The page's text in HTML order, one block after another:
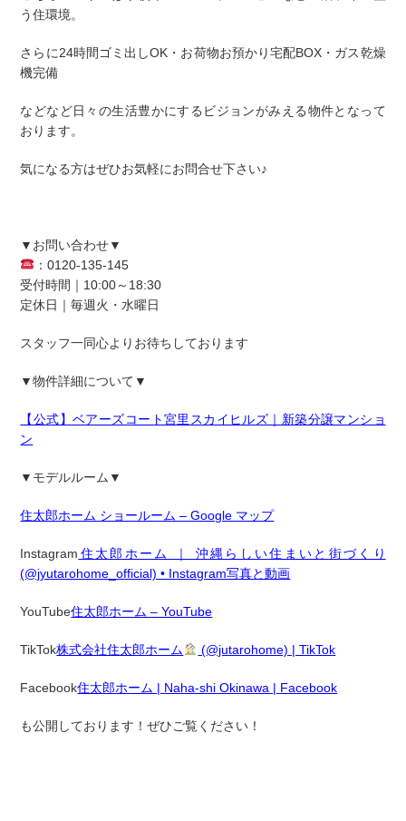
う住環境。
さらに24時間ゴミ出しOK・お荷物お預かり宅配BOX・ガス乾燥
機完備
などなど日々の生活豊かにするビジョンがみえる物件となって
おります。
気になる方はぜひお気軽にお問合せ下さい♪
▼お問い合わせ▼
：0120-135-145
受付時間｜10:00～18:30
定休日｜毎週火・水曜日
スタッフ一同心よりお待ちしております
▼物件詳細について▼
【公式】ベアーズコート宮里スカイヒルズ｜新築分譲マンショ
ン
▼モデルルーム▼
住太郎ホーム ショールーム – Google マップ
Instagram 住太郎ホーム ｜ 沖縄らしい住まいと街づくり
(@jyutarohome_official) • Instagram写真と動画
YouTube住太郎ホーム – YouTube
TikTok株式会社住太郎ホーム (@jutarohome) | TikTok
Facebook住太郎ホーム | Naha-shi Okinawa | Facebook
も公開しております！ぜひご覧ください！